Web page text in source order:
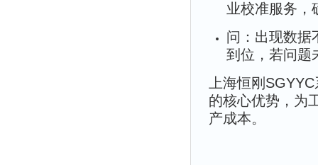
业校准服务，
问：出现数据
到位，若问题
上海恒刚
的核心优势，为
产成本。